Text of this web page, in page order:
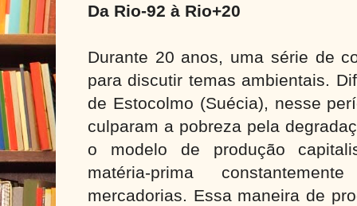
Da Rio-92 à Rio+20
Durante 20 anos, uma série de
para discutir temas ambientais.
de Estocolmo (Suécia), nesse
culparam a pobreza pela
o modelo de produção
matéria-prima
mercadorias. Essa maneira de